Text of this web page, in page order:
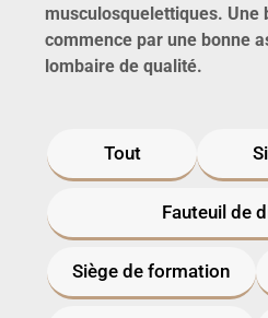
musculosquelettiques. Une
commence par une bonne
lombaire de qualité.
Tout
Fauteuil de
Siège de formation